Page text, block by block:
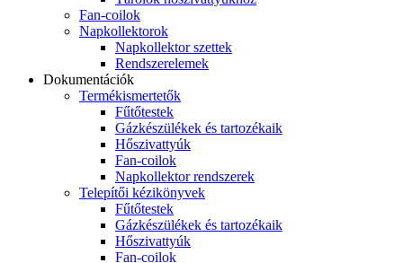
Fan-coilok
Napkollektorok
Napkollektor szettek
Rendszerelemek
Dokumentációk
Termékismertetők
Fűtőtestek
Gázkészülékek és tartozékaik
Hőszivattyúk
Fan-coilok
Napkollektor rendszerek
Telepítői kézikönyvek
Fűtőtestek
Gázkészülékek és tartozékaik
Hőszivattyúk
Fan-coilok